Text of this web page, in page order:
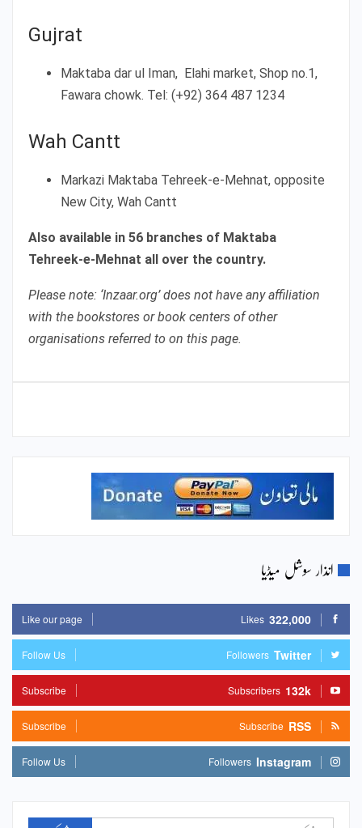
Gujrat
Maktaba dar ul Iman, Elahi market, Shop no.1,
Fawara chowk. Tel: (+92) 364 487 1234
Wah Cantt
Markazi Maktaba Tehreek-e-Mehnat, opposite
New City, Wah Cantt
Also available in 56 branches of Maktaba
Tehreek-e-Mehnat all over the country.
Please note: ‘Inzaar.org’ does not have any affiliation
with the bookstores or book centers of other
organisations referred to on this page.
انذار سوشل میڈیا
322,000
Likes
Like our page
Twitter
Followers
Follow Us
132k
Subscribers
Subscribe
RSS
Subscribe
Subscribe
Instagram
Followers
Follow Us